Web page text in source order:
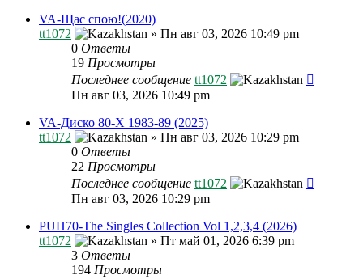
VA-Щас спою!(2020)
tt1072
» Пн авг 03, 2026 10:49 pm
0 Ответы
19 Просмотры
Последнее сообщение tt1072
Пн авг 03, 2026 10:49 pm
VA-Диско 80-Х 1983-89 (2025)
tt1072
» Пн авг 03, 2026 10:29 pm
0 Ответы
22 Просмотры
Последнее сообщение tt1072
Пн авг 03, 2026 10:29 pm
PUH70-The Singles Collection Vol 1,2,3,4 (2026)
tt1072
» Пт май 01, 2026 6:39 pm
3 Ответы
194 Просмотры